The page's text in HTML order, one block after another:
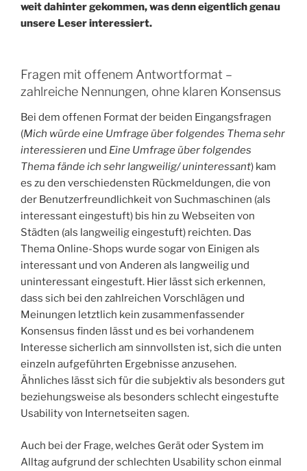
weit dahinter gekommen, was denn eigentlich genau
unsere Leser interessiert.
Fragen mit offenem Antwortformat –
zahlreiche Nennungen, ohne klaren Konsensus
Bei dem offenen Format der beiden Eingangsfragen
(Mich würde eine Umfrage über folgendes Thema sehr
interessieren und Eine Umfrage über folgendes
Thema fände ich sehr langweilig/ uninteressant) kam
es zu den verschiedensten Rückmeldungen, die von
der Benutzerfreundlichkeit von Suchmaschinen (als
interessant eingestuft) bis hin zu Webseiten von
Städten (als langweilig eingestuft) reichten. Das
Thema Online-Shops wurde sogar von Einigen als
interessant und von Anderen als langweilig und
uninteressant eingestuft. Hier lässt sich erkennen,
dass sich bei den zahlreichen Vorschlägen und
Meinungen letztlich kein zusammenfassender
Konsensus finden lässt und es bei vorhandenem
Interesse sicherlich am sinnvollsten ist, sich die unten
einzeln aufgeführten Ergebnisse anzusehen.
Ähnliches lässt sich für die subjektiv als besonders gut
beziehungsweise als besonders schlecht eingestufte
Usability von Internetseiten sagen.
Auch bei der Frage, welches Gerät oder System im
Alltag aufgrund der schlechten Usability schon einmal